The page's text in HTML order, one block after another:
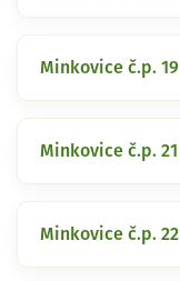
Minkovice č.p. 19
Minkovice č.p. 21
Minkovice č.p. 22